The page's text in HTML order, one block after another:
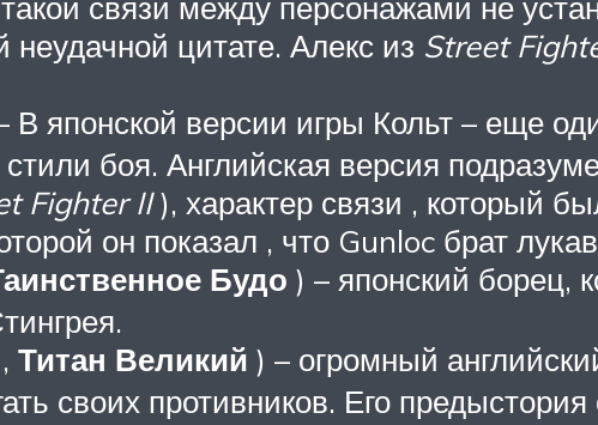
цитате. Алекс из Street
В японской версии игры Кольт – еще
боя. Английская версия
Fighter II), характер связи , который
он показал , что Gunloc брат
Будо ) – японский борец,
Титан Великий ) – огромный
своих противников. Его предыстория